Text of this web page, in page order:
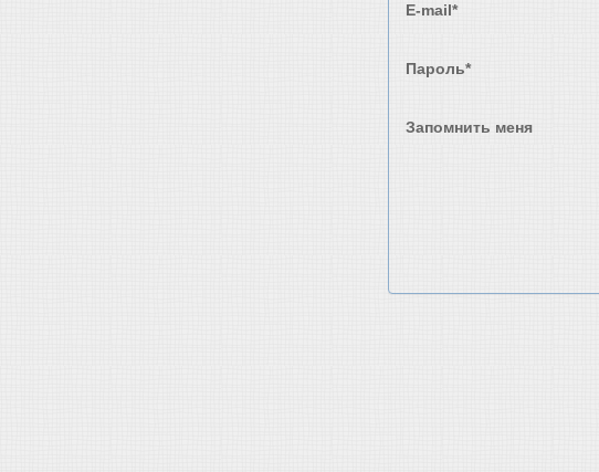
E-mail*
Пароль*
Запомнить меня